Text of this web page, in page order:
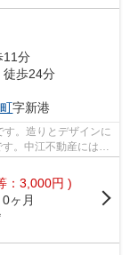
11分
徒歩24分
字新港
。造りとデザインに
。中江不動産には、
：3,000円 )
0ヶ月